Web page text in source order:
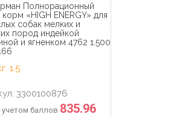
Полнорационный
корм «HIGH ENERGY» для
собак мелких и
пород индейкой
и ягненком 4762 1.500
1.5
3300100876
учетом баллов 835.96